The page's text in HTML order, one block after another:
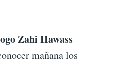
Zahi Hawass
mañana los